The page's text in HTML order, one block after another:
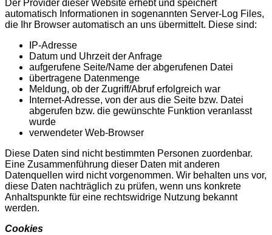
Der Provider dieser Website erhebt und speichert
automatisch Informationen in sogenannten Server-Log Files,
die Ihr Browser automatisch an uns übermittelt. Diese sind:
IP-Adresse
Datum und Uhrzeit der Anfrage
aufgerufene Seite/Name der abgerufenen Datei
übertragene Datenmenge
Meldung, ob der Zugriff/Abruf erfolgreich war
Internet-Adresse, von der aus die Seite bzw. Datei
abgerufen bzw. die gewünschte Funktion veranlasst
wurde
verwendeter Web-Browser
Diese Daten sind nicht bestimmten Personen zuordenbar.
Eine Zusammenführung dieser Daten mit anderen
Datenquellen wird nicht vorgenommen. Wir behalten uns vor,
diese Daten nachträglich zu prüfen, wenn uns konkrete
Anhaltspunkte für eine rechtswidrige Nutzung bekannt
werden.
Cookies